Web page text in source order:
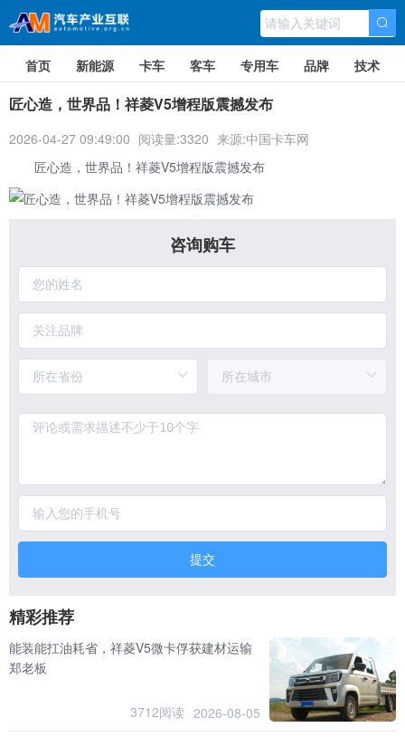
首页 新能源 卡车 客车 专用车 品牌 技术
匠心造，世界品！祥菱V5增程版震撼发布
2026-04-27 09:49:00 阅读量:3320 来源:中国卡车网
匠心造，世界品！ 祥菱V5增程版震撼发布
咨询购车
提交
精彩推荐
能装能扛油耗省，祥菱V5微卡俘获建材运输
郑老板
3712阅读 2026-08-05